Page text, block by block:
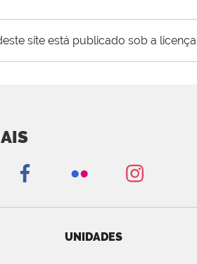
site está publicado sob a licença
UNIDADES